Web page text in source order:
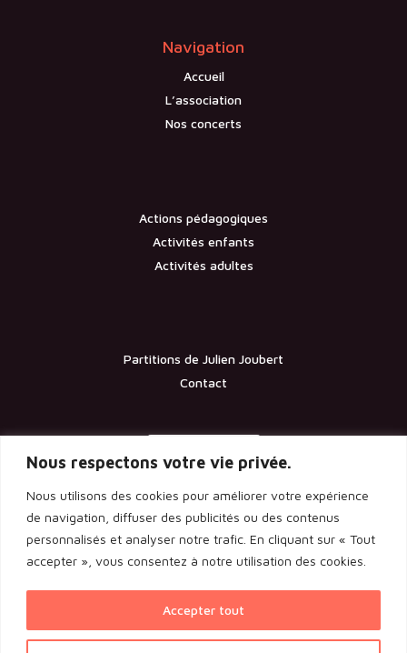
Nous respectons votre vie privée.
Nous utilisons des cookies pour améliorer votre expérience
de navigation, diffuser des publicités ou des contenus
personnalisés et analyser notre trafic. En cliquant sur « Tout
accepter », vous consentez à notre utilisation des cookies.
Accepter tout
Navigation
Accueil
L’association
Nos concerts
Actions pédagogiques
Activités enfants
Activités adultes
Partitions de Julien Joubert
Contact
Les statuts de l’association
Licence d’entrepreneur de spectacle
Rapport de l’assemblée générale 2024
Voir l'ensemble des documents